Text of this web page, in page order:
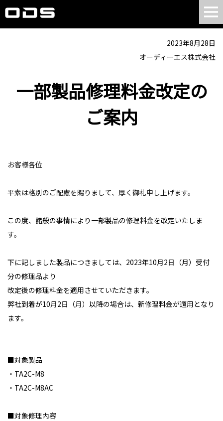
2023年8月28日
オーディーエス株式会社
一部製品修理料金改定の
ご案内
お客様各位
平素は格別のご配慮を賜りまして、厚く御礼申し上げます。
この度、諸般の事情により一部製品の修理料金を改定いたしま
す。
下に記しました製品につきましては、 2023年10月2日（月）受付
分の修理品より
改定後の修理料金を適用させていただきます。
弊社到着が10月2日（月）以降の場合は、新修理料金が適用となり
ます。
■対象製品
・ TA2C-M8
・ TA2C-M8AC
■対象修理内容